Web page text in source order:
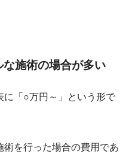
施術の場合が多い
に「○万円～」という形で
術を行った場合の費用であ